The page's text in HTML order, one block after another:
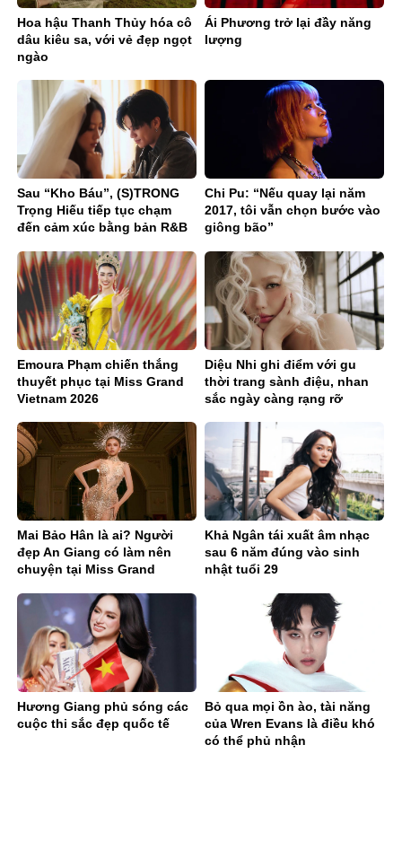
Hoa hậu Thanh Thủy hóa cô
dâu kiêu sa, với vẻ đẹp ngọt
ngào
Ái Phương trở lại đầy năng
lượng
Sau “Kho Báu”, (S)TRONG
Trọng Hiếu tiếp tục chạm
đến cảm xúc bằng bản R&B
Chi Pu: “Nếu quay lại năm
2017, tôi vẫn chọn bước vào
giông bão”
Emoura Phạm chiến thắng
thuyết phục tại Miss Grand
Vietnam 2026
Diệu Nhi ghi điểm với gu
thời trang sành điệu, nhan
sắc ngày càng rạng rỡ
Mai Bảo Hân là ai? Người
đẹp An Giang có làm nên
chuyện tại Miss Grand
Khả Ngân tái xuất âm nhạc
sau 6 năm đúng vào sinh
nhật tuổi 29
Hương Giang phủ sóng các
cuộc thi sắc đẹp quốc tế
Bỏ qua mọi ồn ào, tài năng
của Wren Evans là điều khó
có thể phủ nhận